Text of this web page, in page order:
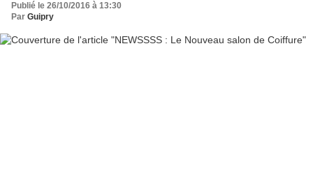
Publié le 26/10/2016 à 13:30
Par Guipry